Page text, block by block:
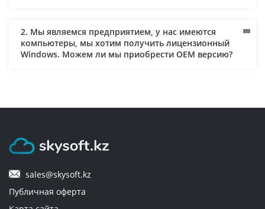
2. Мы являемся предприятием, у нас имеются
компьютеры, мы хотим получить лицензионный
Windows. Можем ли мы приобрести ОЕM версию?
Могут ли мне оправить документы и по
безналичному расчету? Могу ли я использовать для
юридическое лицо?
sales@skysoft.kz
Публичная оферта